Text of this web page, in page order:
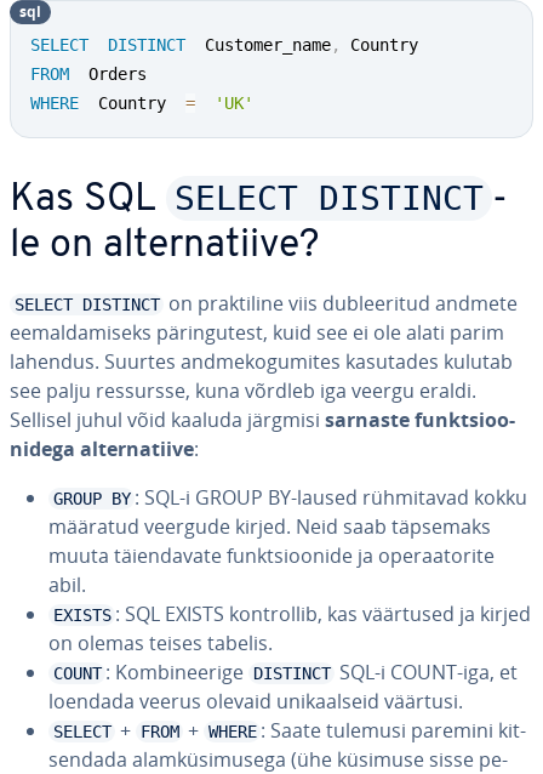
SELECT DISTINCT
  Customer_name
,
FROM
WHERE
  Country
= 'UK'
sql
Kas SQL SELECT DISTINCT -
le on al­ter­na­tiive?
SELECT DISTINCT on prak­ti­line viis dub­lee­ri­tud andmete
eemal­da­miseks pä­rin­gu­test, kuid see ei ole alati parim
lahendus. Suurtes and­me­ko­gu­mi­tes kasutades kulutab
see palju ressursse, kuna võrdleb iga veergu eraldi.
Sellisel juhul võid kaaluda järgmisi sarnaste funkt­sioo­
ni­dega al­ter­na­tiive:
GROUP BY : SQL-i GROUP BY-laused rüh­mi­ta­vad kokku
määratud veergude kirjed. Neid saab täpsemaks
muuta täien­da­vate funkt­sioo­nide ja ope­raa­to­rite
abil.
EXISTS : SQL EXISTS kont­rol­lib, kas väärtused ja kirjed
on olemas teises tabelis.
COUNT : Kom­bi­nee­rige DISTINCT SQL-i COUNT-iga, et
loendada veerus olevaid uni­kaal­seid väärtusi.
SELECT + FROM + WHERE : Saate tulemusi paremini kit­
sen­dada alam­kü­si­mu­sega (ühe küsimuse sisse pe­